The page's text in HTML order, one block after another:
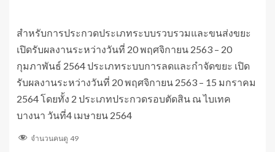
สำหรับการประกวดประเภทระบบรวบรวมและขนส่งขยะ
เปิดรับผลงานระหว่างวันที่ 20 พฤศจิกายน 2563 – 20
กุมภาพันธ์ 2564 ประเภทระบบการลดและกำจัดขยะ เปิด
รับผลงานระหว่างวันที่ 20 พฤศจิกายน 2563 – 15 มกราคม
2564 โดยทั้ง 2 ประเภทประกวดรอบตัดสิน ณ ไบเทค
บางนา วันที่4 เมษายน 2564
จำนวนคนดู 49